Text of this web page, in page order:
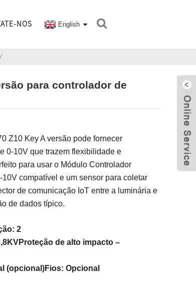
NOS English
para controlador de
Z10 Key A versão pode fornecer
0-10V que trazem flexibilidade e
para usar o Módulo Controlador
compatível e um sensor para coletar
de comunicação IoT entre a luminária e
de dados típico.
2
Proteção de alto impacto –
(opcional)Fios: Opcional